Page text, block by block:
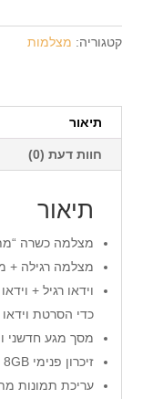
ICAMERA
קטגוריה: מצלמות
תיאור
חוות דעת (0)
תיאור
מצלמה כשרה
מצלמה רגילה +
וידאו רגיל +
כדי הסרטת וידאו
מסך מגע חדשני
זיכרון פנימי 8GB (ללא צורך בכרטיס זיכרון)
עריכת תמונות